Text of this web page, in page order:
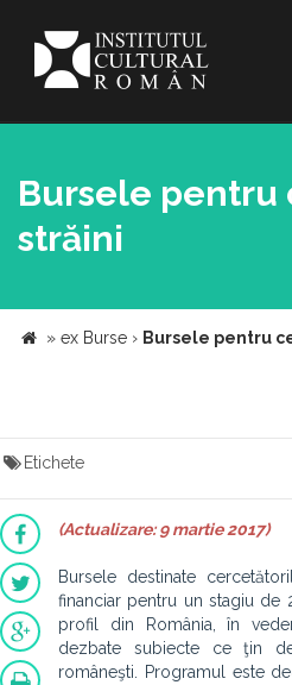
Bursele pentru
străini
» ex Burse › Bursele pentru
Etichete
(Actualizare: 9 martie 2017)
Bursele destinate
financiar pentru un stagiu de
profil din România, în
dezbate subiecte ce ţin
româneşti. Programul este